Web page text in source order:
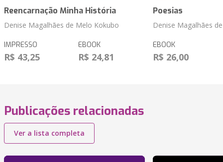
Reencarnação Minha História
Denise Magalhães de Melo Kokubo
IMPRESSO
R$ 43,25
EBOOK
R$ 24,81
Poesias
Denise Magalhães
EBOOK
R$ 26,00
Publicações relacionadas
Ver a lista completa